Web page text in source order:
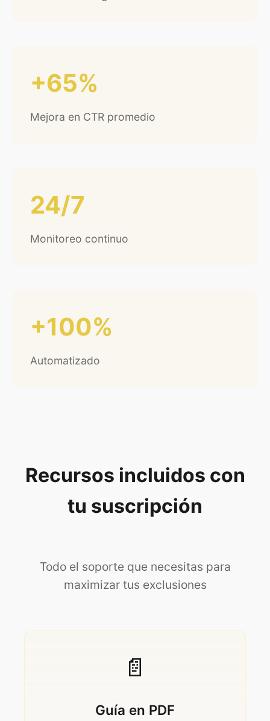
+65%
Mejora en CTR promedio
24/7
Monitoreo continuo
+100%
Automatizado
Recursos incluidos con
tu suscripción
Todo el soporte que necesitas para
maximizar tus exclusiones
📄
Guía en PDF